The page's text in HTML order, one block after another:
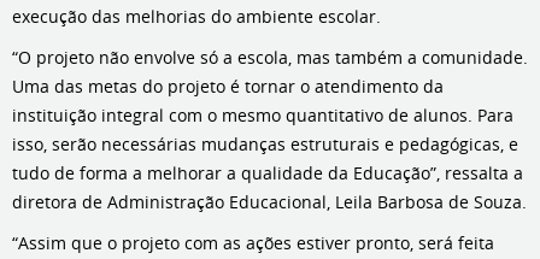
execução das melhorias do ambiente escolar.
“O projeto não envolve só a escola, mas também a comunidade.
Uma das metas do projeto é tornar o atendimento da
instituição integral com o mesmo quantitativo de alunos. Para
isso, serão necessárias mudanças estruturais e pedagógicas, e
tudo de forma a melhorar a qualidade da Educação”, ressalta a
diretora de Administração Educacional, Leila Barbosa de Souza.
“Assim que o projeto com as ações estiver pronto, será feita